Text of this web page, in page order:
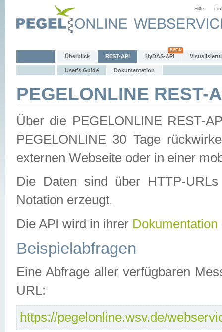
Hilfe
Überblick REST-API HyDAS-API
User's Guide Dokumentation
PEGELONLINE REST-
Über die PEGELONLINE REST-
PEGELONLINE 30 Tage
externen Webseite oder in einer
Die Daten sind über HTTP-
Notation erzeugt.
Die API wird in ihrer Dokumentation
Beispielabfragen
Eine Abfrage aller verfügbaren
URL:
https://pegelonline.wsv.de/